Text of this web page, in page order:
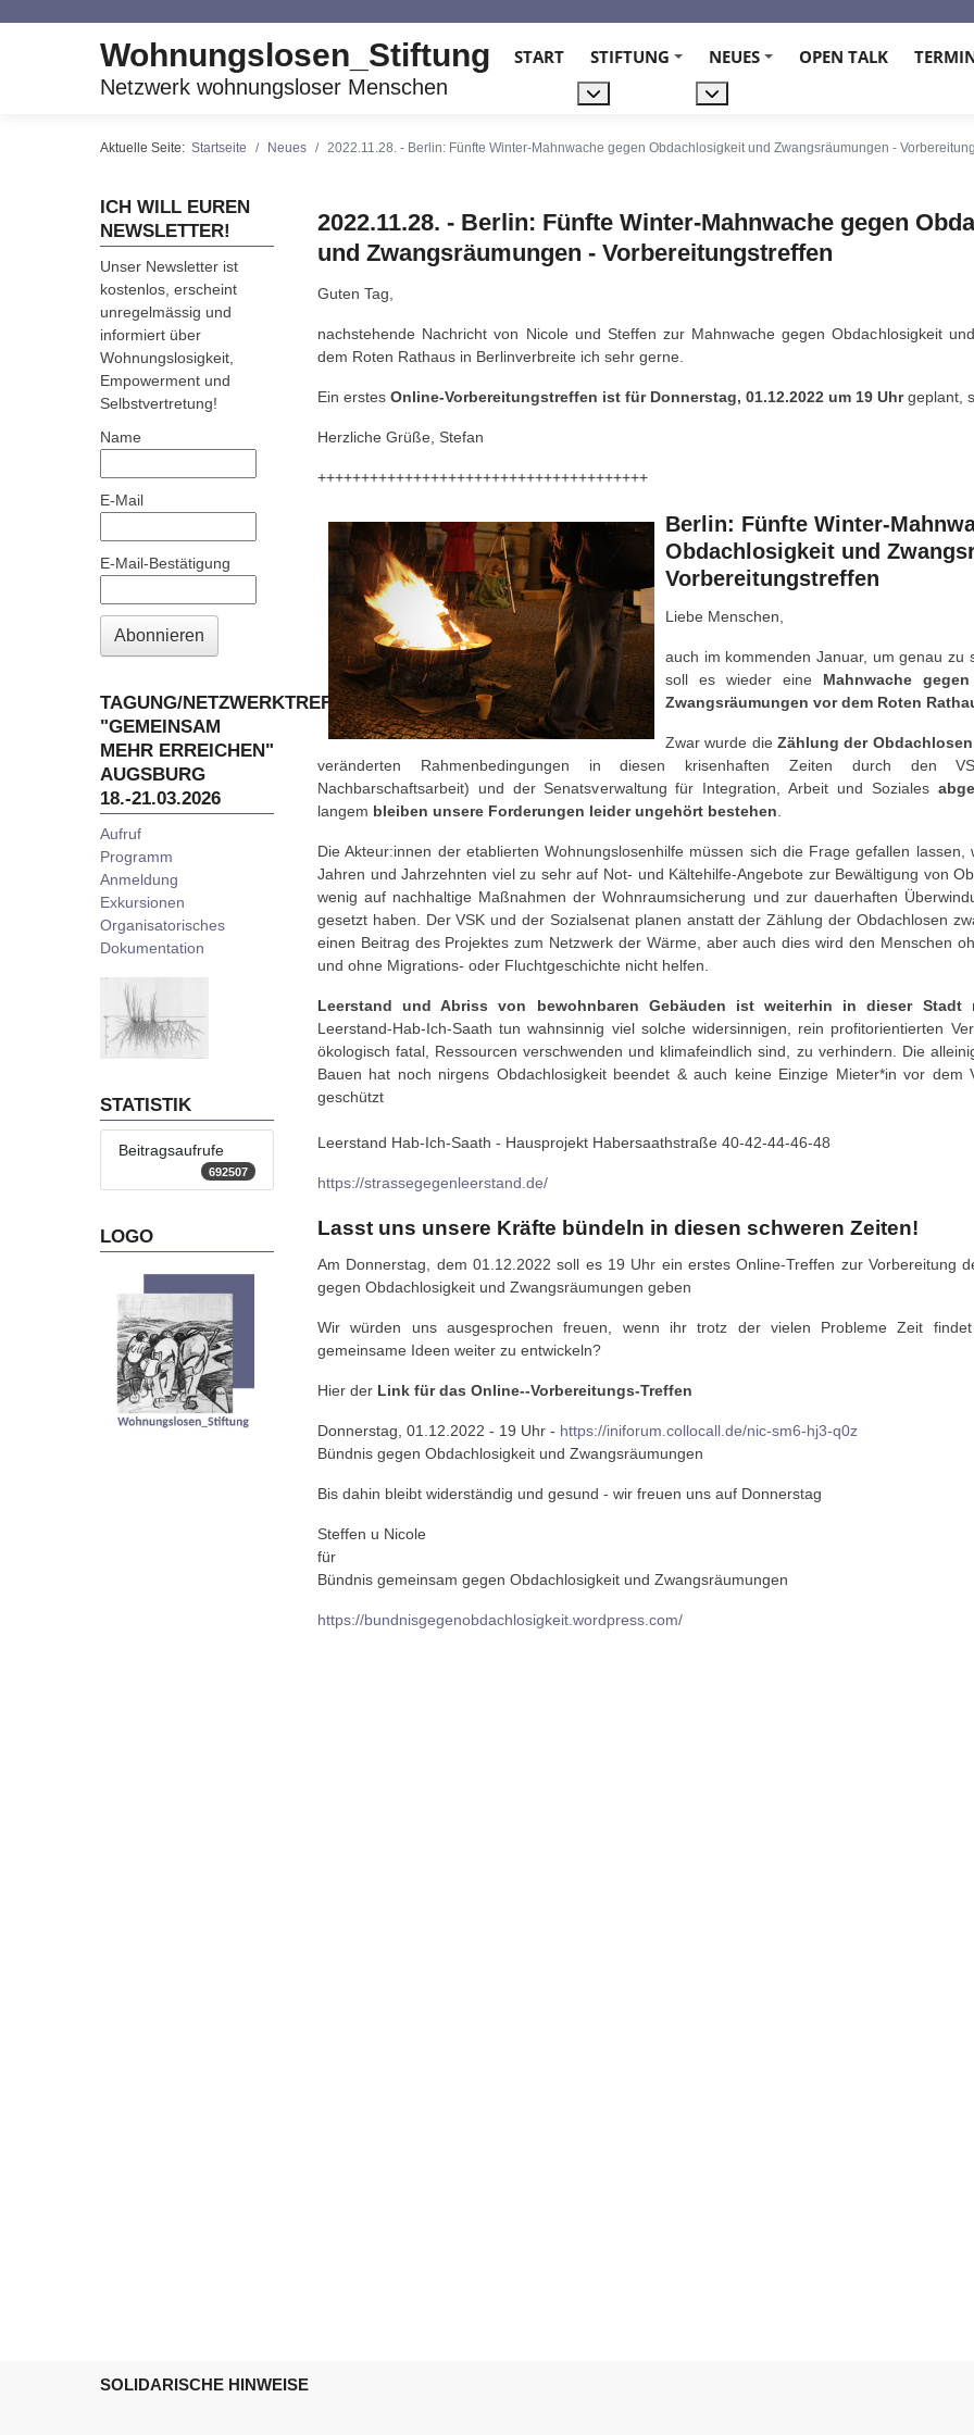
Wohnungslosen_Stiftung
Netzwerk wohnungsloser Menschen
START STIFTUNG
Weitere Informationen: Stiftung
NEUES OPEN TALK
Aktuelle Seite: Startseite Neues 2022.11.28. - Berlin: Fünfte Winter-Mahnwache gegen Obdachlosigkeit und Zwangsräumungen -
ICH WILL EUREN
NEWSLETTER!
Unser Newsletter ist
kostenlos, erscheint
unregelmässig und
informiert über
Wohnungslosigkeit,
Empowerment und
Selbstvertretung!
Name
E-Mail
E-Mail-Bestätigung
Abonnieren
TAGUNG/NETZWERKTREFFEN
"GEMEINSAM
MEHR ERREICHEN"
AUGSBURG
18.-21.03.2026
Aufruf
Programm
Anmeldung
Exkursionen
Organisatorisches
Dokumentation
STATISTIK
Beitragsaufrufe
692507
LOGO
2022.11.28. - Berlin: Fünfte Winter-Mahnwache gegen
und Zwangsräumungen - Vorbereitungstreffen
Guten Tag,
nachstehende Nachricht von Nicole und Steffen zur Mahnwache gegen Obdachlosigkeit
dem Roten Rathaus in Berlinverbreite ich sehr gerne.
Ein erstes Online-Vorbereitungstreffen ist für Donnerstag, 01.12.2022 um 19 Uhrgeplant,
Herzliche Grüße, Stefan
++++++++++++++++++++++++++++++++++++++
Berlin: Fünfte Winter-
Obdachlosigkeit und
Vorbereitungstreffen
Liebe Menschen,
auch im kommenden Januar, um genau zu
soll es wieder eine Mahnwache
Zwangsräumungen vor dem Roten
Zwar wurde die Zählung der
veränderten Rahmenbedingungen in diesen krisenhaften Zeiten durch den
Nachbarschaftsarbeit) und der Senatsverwaltung für Integration, Arbeit und Soziales
langem bleiben unsere Forderungen leider ungehört bestehen
Die Akteur:innen der etablierten Wohnungslosenhilfe müssen sich die Frage gefallen lassen,
Jahren und Jahrzehnten viel zu sehr auf Not- und Kältehilfe-Angebote zur Bewältigung von
wenig auf nachhaltige Maßnahmen der Wohnraumsicherung und zur dauerhaften
gesetzt haben. Der VSK und der Sozialsenat planen anstatt der Zählung der Obdachlosen
einen Beitrag des Projektes zum Netzwerk der Wärme, aber auch dies wird den Menschen
und ohne Migrations- oder Fluchtgeschichte nicht helfen.
Leerstand und Abriss von bewohnbaren Gebäuden ist weiterhin in dieser Stadt
Leerstand-Hab-Ich-Saath tun wahnsinnig viel solche widersinnigen, rein profitorientierten
ökologisch fatal, Ressourcen verschwenden und klimafeindlich sind, zu verhindern. Die
Bauen hat noch nirgens Obdachlosigkeit beendet & auch keine Einzige Mieter*in vor dem
geschützt
Leerstand Hab-Ich-Saath - Hausprojekt Habersaathstraße 40-42-44-46-48
https://strassegegenleerstand.de/
Lasst uns unsere Kräfte bündeln in diesen schweren Zeiten!
Am Donnerstag, dem 01.12.2022 soll es 19 Uhr ein erstes Online-Treffen zur Vorbereitung
gegen Obdachlosigkeit und Zwangsräumungen geben
Wir würden uns ausgesprochen freuen, wenn ihr trotz der vielen Probleme Zeit
gemeinsame Ideen weiter zu entwickeln?
Hier der Link für das Online--Vorbereitungs-Treffen
Donnerstag, 01.12.2022 - 19 Uhr - https://iniforum.collocall.de/nic-sm6-hj3-q0z
Bündnis gegen Obdachlosigkeit und Zwangsräumungen
Bis dahin bleibt widerständig und gesund - wir freuen uns auf Donnerstag
Steffen u Nicole
für
Bündnis gemeinsam gegen Obdachlosigkeit und Zwangsräumungen
https://bundnisgegenobdachlosigkeit.wordpress.com/
SOLIDARISCHE HINWEISE